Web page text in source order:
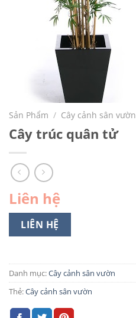
Sản Phẩm / Cây cảnh sân vườn
Cây trúc quân tử
Liên hệ
LIÊN HỆ
Danh mục:Cây cảnh sân vườn
Thẻ:Cây cảnh sân vườn